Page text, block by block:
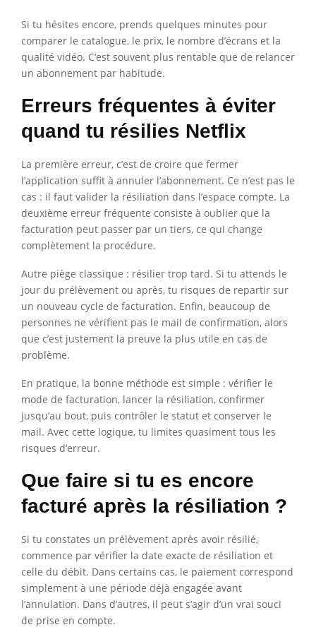
Si tu hésites encore, prends quelques minutes pour
comparer le catalogue, le prix, le nombre d’écrans et la
qualité vidéo. C’est souvent plus rentable que de relancer
un abonnement par habitude.
Erreurs fréquentes à éviter
quand tu résilies Netflix
La première erreur, c’est de croire que fermer
l’application suffit à annuler l’abonnement. Ce n’est pas le
cas : il faut valider la résiliation dans l’espace compte. La
deuxième erreur fréquente consiste à oublier que la
facturation peut passer par un tiers, ce qui change
complètement la procédure.
Autre piège classique : résilier trop tard. Si tu attends le
jour du prélèvement ou après, tu risques de repartir sur
un nouveau cycle de facturation. Enfin, beaucoup de
personnes ne vérifient pas le mail de confirmation, alors
que c’est justement la preuve la plus utile en cas de
problème.
En pratique, la bonne méthode est simple : vérifier le
mode de facturation, lancer la résiliation, confirmer
jusqu’au bout, puis contrôler le statut et conserver le
mail. Avec cette logique, tu limites quasiment tous les
risques d’erreur.
Que faire si tu es encore
facturé après la résiliation ?
Si tu constates un prélèvement après avoir résilié,
commence par vérifier la date exacte de résiliation et
celle du débit. Dans certains cas, le paiement correspond
simplement à une période déjà engagée avant
l’annulation. Dans d’autres, il peut s’agir d’un vrai souci
de prise en compte.